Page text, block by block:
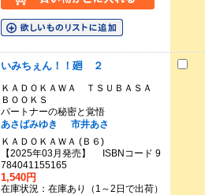
いみちぇん！！廻 ２
ＫＡＤＯＫＡＷＡ ＴＳＵＢＡＳＡ
ＢＯＯＫＳ
パートナーの秘密と覚悟
あさばみゆき
市井あさ
ＫＡＤＯＫＡＷＡ (Ｂ６)
【2025年03月発売】 ISBNコード 9
784041155165
1,540円
在庫状況：在庫あり（1～2日で出荷）